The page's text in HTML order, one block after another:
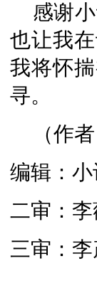
感谢
也让我
我将怀
寻。
（作
编辑：
二审：
三审：